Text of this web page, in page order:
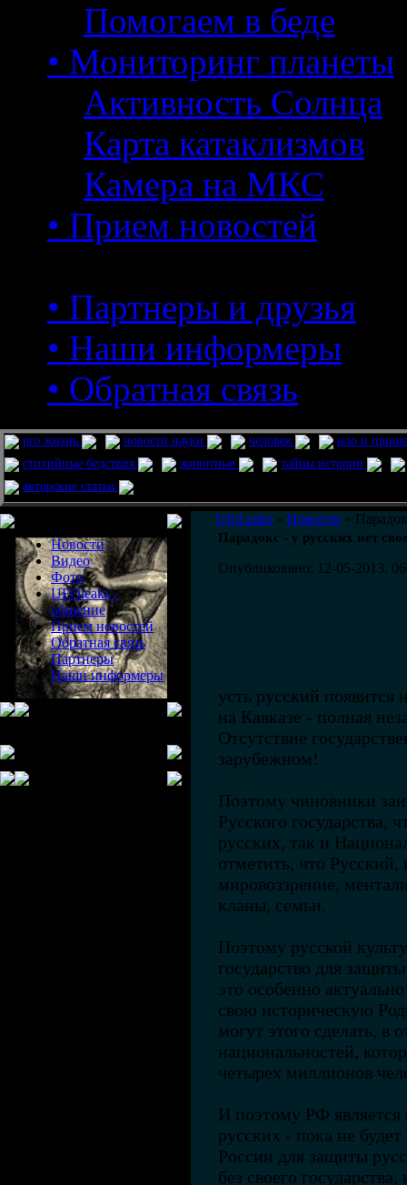
Помогаем в беде
• Мониторинг планеты
Активность Солнца
Карта катаклизмов
Камера на МКС
• Прием новостей
• Партнеры и друзья
• Наши информеры
• Обратная связь
pro жизнь новости науки человек
нло и
стихийные бедствия
животные
тайны истории
авторские статьи
Новости
Видео
Фото
UFOleaks -
общение
Прием новостей
Обратная связь
Партнеры
Наши информеры
UfoLeaks » Новости »
Парадокс - у русских нет
Опубликовано: 12-05-2013,
усть русский
на Кавказе - полная
Отсутствие
зарубежном!
Поэтому чиновники
Русского государства,
русских, так и
отметить, что
мировоззрение,
кланы, семьи.
Поэтому русской
государство для
это особенно
свою историческую
могут этого сделать, в
национальностей,
четырех миллионов
И поэтому РФ является
русских - пока не
России для защиты
без своего